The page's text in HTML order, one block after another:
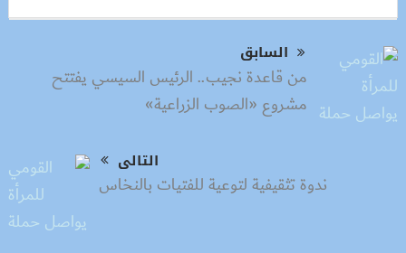
السابق
من قاعدة نجيب.. الرئيس السيسي يفتتح
مشروع «الصوب الزراعية»
التالى
ندوة تثقيفية لتوعية للفتيات بالنخاس